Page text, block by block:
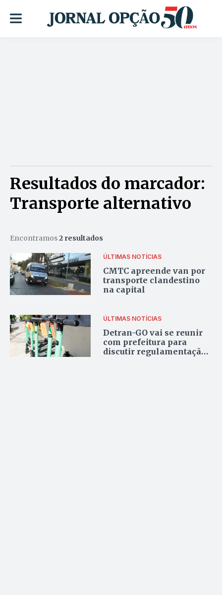
Resultados do marcador:
Transporte alternativo
Encontramos2 resultados
ÚLTIMAS NOTÍCIAS
CMTC apreende van por
transporte clandestino
na capital
ÚLTIMAS NOTÍCIAS
Detran-GO vai se reunir
com prefeitura para
discutir regulamentação